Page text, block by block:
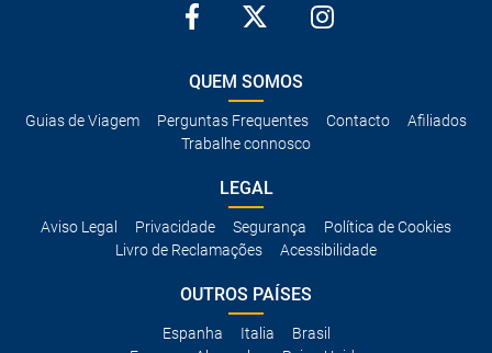
QUEM SOMOS
Guias de Viagem Perguntas Frequentes Contacto
Afiliados
Trabalhe connosco
LEGAL
Aviso Legal Privacidade Segurança
Política de Cookies
Livro de Reclamações
Acessibilidade
OUTROS PAÍSES
Espanha Italia
Brasil